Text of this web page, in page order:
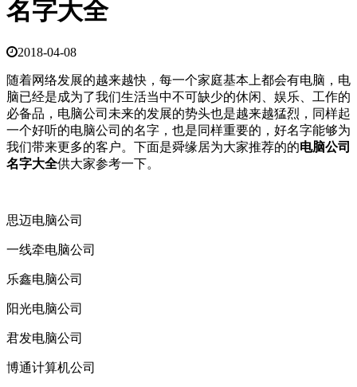
名字大全
2018-04-08
随着网络发展的越来越快，每一个家庭基本上都会有电脑，电
脑已经是成为了我们生活当中不可缺少的休闲、娱乐、工作的
必备品，电脑公司未来的发展的势头也是越来越猛烈，同样起
一个好听的电脑公司的名字，也是同样重要的，好名字能够为
我们带来更多的客户。下面是舜缘居为大家推荐的的电脑公司
名字大全供大家参考一下。
思迈电脑公司
一线牵电脑公司
乐鑫电脑公司
阳光电脑公司
君发电脑公司
博通计算机公司